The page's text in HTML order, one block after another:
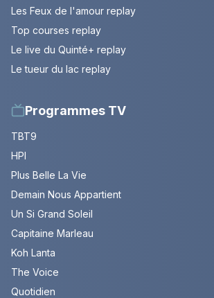
Les Feux de l'amour replay
Top courses replay
Le live du Quinté+ replay
Le tueur du lac replay
Programmes TV
TBT9
HPI
Plus Belle La Vie
Demain Nous Appartient
Un Si Grand Soleil
Capitaine Marleau
Koh Lanta
The Voice
Quotidien